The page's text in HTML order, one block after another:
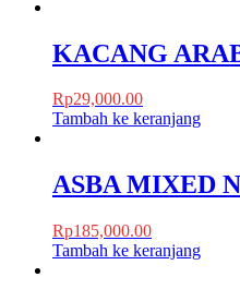
KACANG
Rp29,000.00
Tambah ke keranjang
ASBA MIXED
Rp185,000.00
Tambah ke keranjang